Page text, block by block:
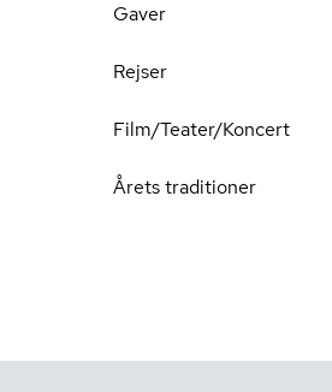
Gaver
Rejser
Film/Teater/Koncert
Årets traditioner